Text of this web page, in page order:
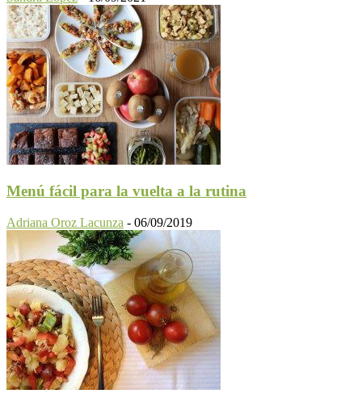
Menú fácil para la vuelta a la rutina
Adriana Oroz Lacunza - 06/09/2019